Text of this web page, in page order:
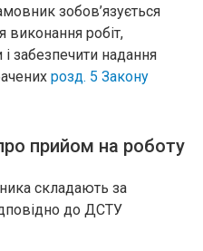
зобов’язується
виконання робіт,
забезпечити надання
розд. 5 Закону
прийом на роботу
складають за
до ДСТУ